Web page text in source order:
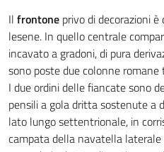
Il frontone privo di decorazioni
lesene. In quello centrale
incavato a gradoni, di pura
sono poste due colonne romane
I due ordini delle fiancate sono
pensili a gola dritta sostenute a
lato lungo settentrionale, in
campata della navatella